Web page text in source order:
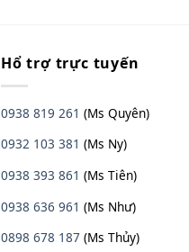
Hổ trợ trực tuyến
0938 819 261 (Ms Quyên)
0932 103 381 (Ms Ny)
0938 393 861 (Ms Tiên)
0938 636 961 (Ms Như)
0898 678 187 (Ms Thủy)